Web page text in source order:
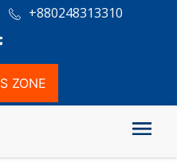
+880248313310
ZONE